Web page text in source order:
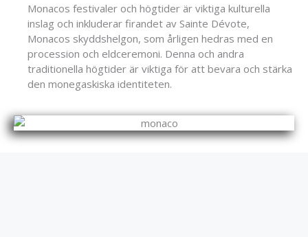
Monacos festivaler och högtider är viktiga kulturella
inslag och inkluderar firandet av Sainte Dévote,
Monacos skyddshelgon, som årligen hedras med en
procession och eldceremoni. Denna och andra
traditionella högtider är viktiga för att bevara och stärka
den monegaskiska identiteten.